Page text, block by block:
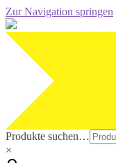
Zur Navigation springen
Produkte suchen…
×